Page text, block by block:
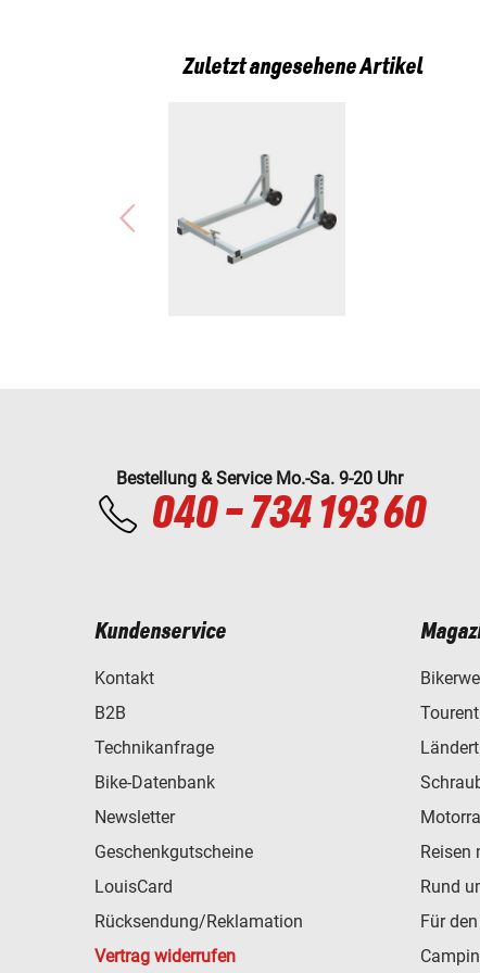
Zuletzt angesehene Artikel
Bestellung & Service Mo.-Sa. 9-20 Uhr
040 - 734 193 60
Kundenservice
Kontakt
B2B
Technikanfrage
Bike-Datenbank
Newsletter
Geschenkgutscheine
LouisCard
Rücksendung/Reklamation
Vertrag widerrufen
Reisen
Rund
Für